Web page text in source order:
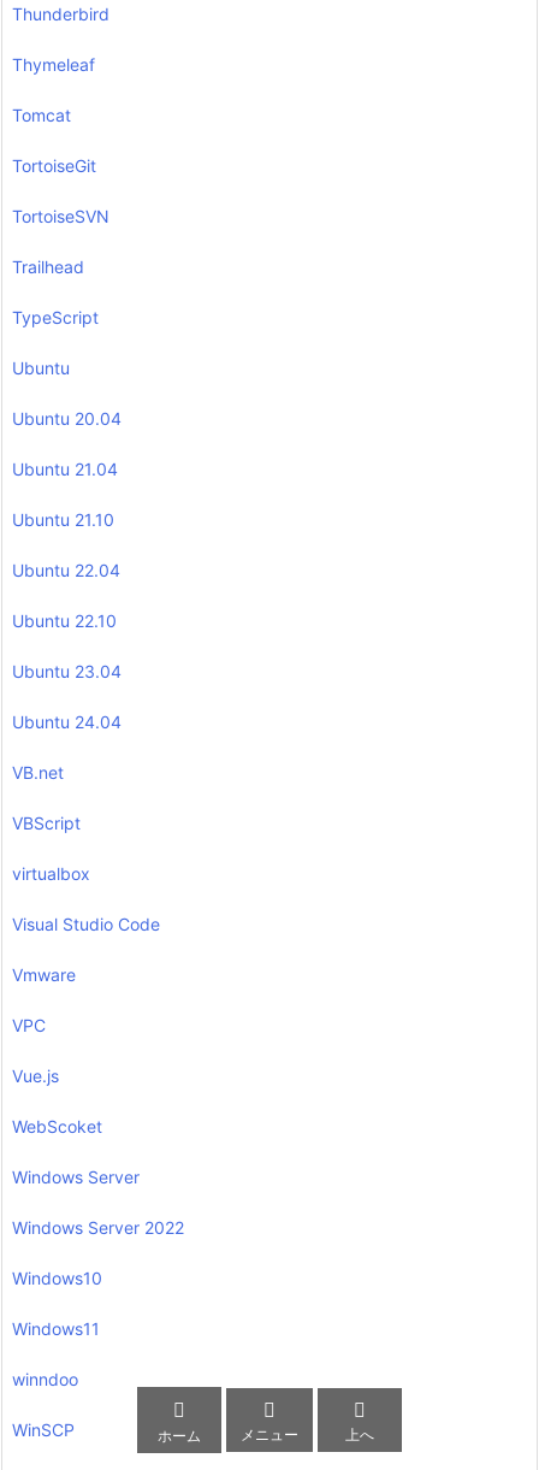
Thunderbird
Thymeleaf
Tomcat
TortoiseGit
TortoiseSVN
Trailhead
TypeScript
Ubuntu
Ubuntu 20.04
Ubuntu 21.04
Ubuntu 21.10
Ubuntu 22.04
Ubuntu 22.10
Ubuntu 23.04
Ubuntu 24.04
VB.net
VBScript
virtualbox
Visual Studio Code
Vmware
VPC
Vue.js
WebScoket
Windows Server
Windows Server 2022
Windows10
Windows11
winndoo
WinSCP

ホーム

メニュー

上へ